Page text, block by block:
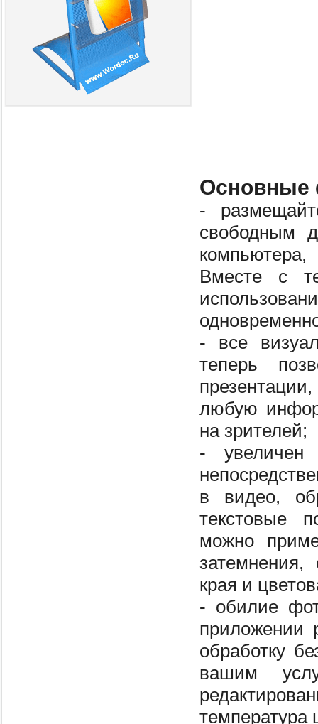
Основные
-
свободным
Вместе с
- все
теперь
любую
на зрителей;
- увеличен
в видео,
текстовые
можно
края и
- обилие
приложении
обработку
вашим
температура